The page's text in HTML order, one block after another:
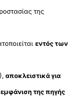
της
εντός των
αποκλειστικά για
εμφάνιση της πηγής